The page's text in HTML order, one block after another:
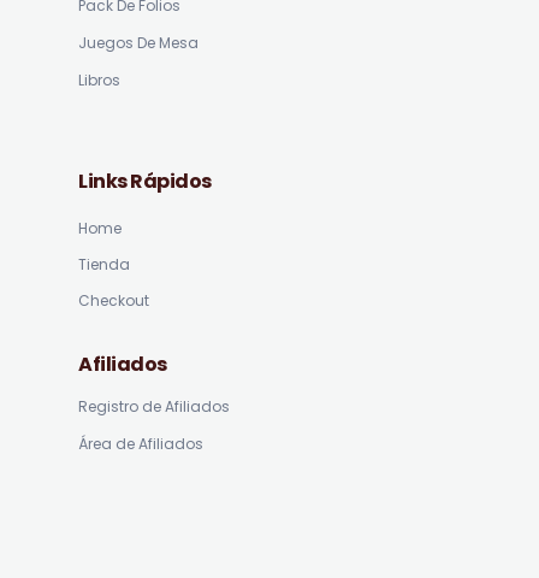
Pack De Folios
Juegos De Mesa
Libros
Links Rápidos
Home
Tienda
Checkout
Afiliados
Registro de Afiliados
Área de Afiliados